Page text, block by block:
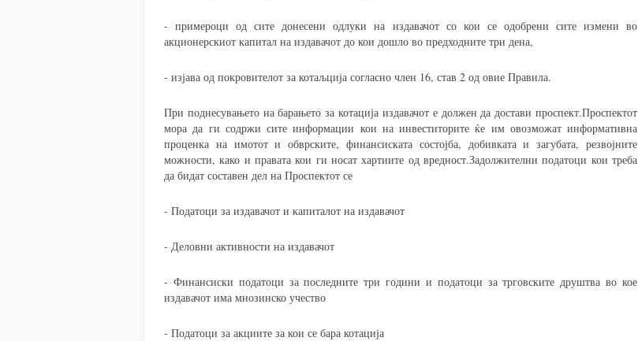
- примероци од сите донесени одлуки на издавачот со кои се одобрени сите измени во
акционерскиот капитал на издавачот до кои дошло во предходните три дена,
- изјава од покровителот за котаљција согласно член 16, став 2 од овие Правила.
При поднесувањето на барањето за котација издавачот е должен да достави проспект.Проспектот
мора да ги содржи сите информации кои на инвеститорите ќе им овозможат информативна
проценка на имотот и обврските, финансиската состојба, добивката и загубата, резвојните
можности, како и правата кои ги носат хартиите од вредност.Задолжителни податоци кои треба
да бидат составен дел на Проспектот се
- Податоци за издавачот и капиталот на издавачот
- Деловни активности на издавачот
- Финансиски податоци за последните три години и податоци за трговските друштва во кое
издавачот има мнозинско учество
- Податоци за акциите за кои се бара котација